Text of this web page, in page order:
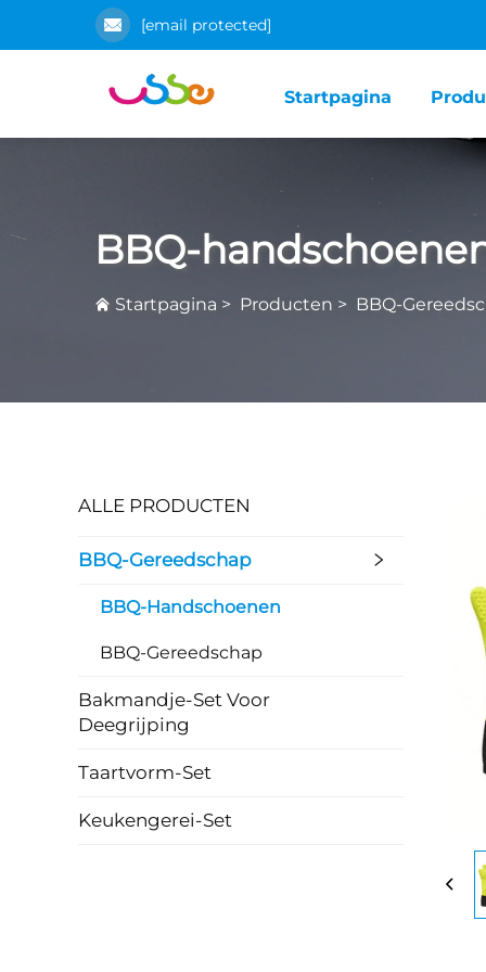
[email protected]
Startpagina
BBQ-
Startpagina > Producten > BBQ-
ALLE PRODUCTEN
BBQ-Gereedschap
BBQ-Handschoenen
BBQ-Gereedschap
Bakmandje-Set Voor
Deegrijping
Taartvorm-Set
Keukengerei-Set